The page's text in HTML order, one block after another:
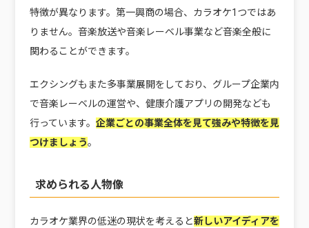
特徴が異なります。第一興商の場合、カラオケ1つではあ
りません。音楽放送や音楽レーベル事業など音楽全般に
関わることができます。
エクシングもまた多事業展開をしており、グループ企業内
で音楽レーベルの運営や、健康介護アプリの開発なども
行っています。 企業ごとの事業全体を見て強みや特徴を見
つけましょう。
求められる人物像
カラオケ業界の低迷の現状を考えると新しいアイディアを